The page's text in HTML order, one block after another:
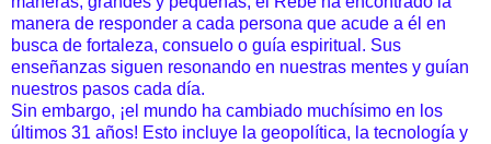
manera de responder a cada persona que acude a él en
busca de fortaleza, consuelo o guía espiritual. Sus
enseñanzas siguen resonando en nuestras mentes y guían
nuestros pasos cada día.
Sin embargo, ¡el mundo ha cambiado muchísimo en los
últimos 31 años! Esto incluye la geopolítica, la tecnología y